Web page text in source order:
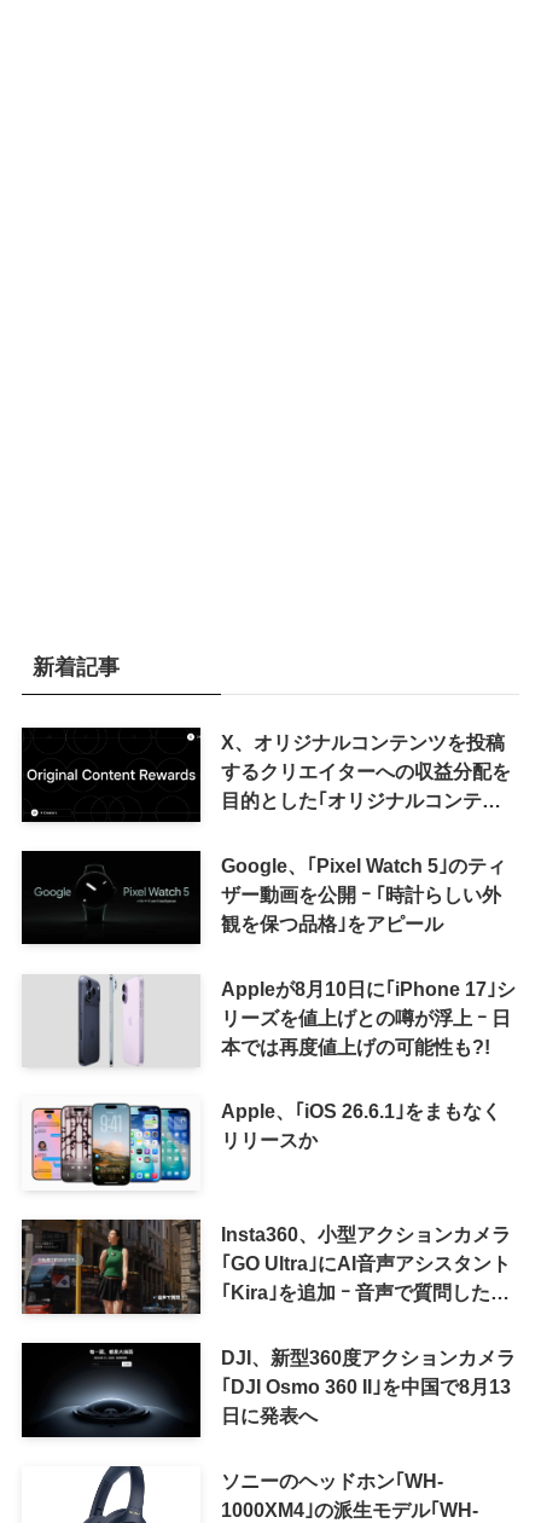
新着記事
X、オリジナルコンテンツを投稿
するクリエイターへの収益分配を
目的とした｢オリジナルコンテン
来の｢収益分配｣は廃止
Google、｢Pixel Watch 5｣のティ
ザー動画を公開 ｰ ｢時計らしい外
観を保つ品格｣をアピール
Appleが8月10日に｢iPhone 17｣シ
リーズを値上げとの噂が浮上 ｰ 日
本では再度値上げの可能性も?!
Apple、｢iOS 26.6.1｣をまもなく
リリースか
Insta360、小型アクションカメラ
｢GO Ultra｣にAI音声アシスタント
｢Kira｣を追加 ｰ 音声で質問した
可能に
DJI、新型360度アクションカメラ
｢DJI Osmo 360 II｣を中国で8月13
日に発表へ
ソニーのヘッドホン｢WH-
1000XM4｣の派生モデル｢WH-